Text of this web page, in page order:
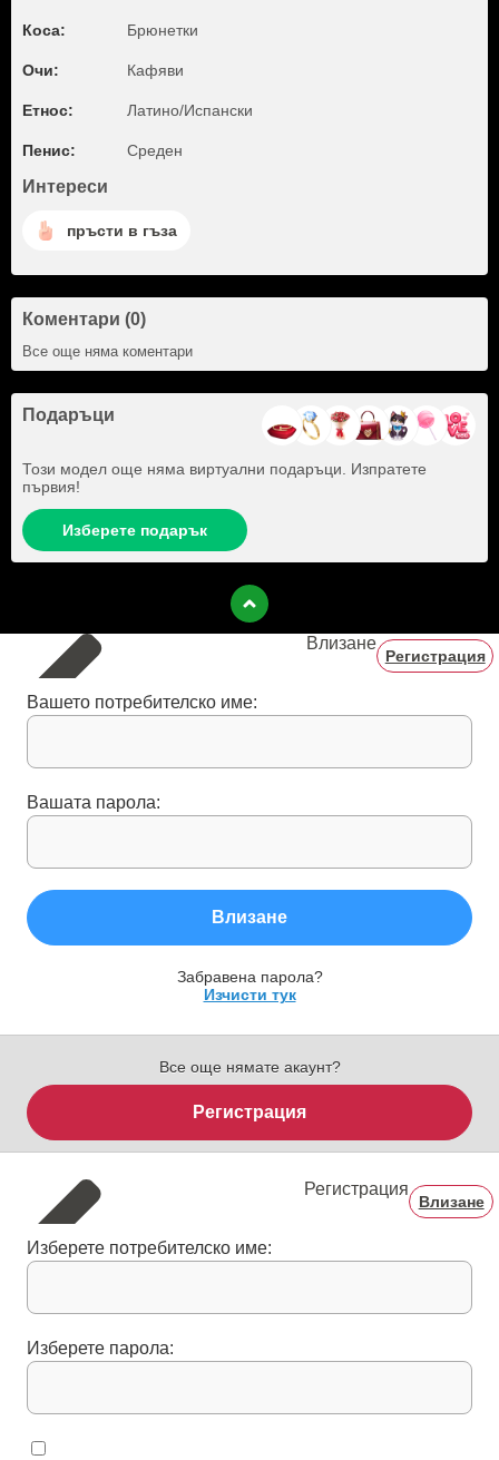
Коса: Брюнетки
Очи: Кафяви
Етнос: Латино/Испански
Пенис: Среден
Интереси
пръсти в гъза
Коментари (0)
Все още няма коментари
Подаръци
Този модел още няма виртуални подаръци. Изпратете
първия!
Изберете подарък
Влизане
Регистрация
Вашето потребителско име:
Вашата парола:
Влизане
Забравена парола?
Изчисти тук
Все още нямате акаунт?
Регистрация
Регистрация
Влизане
Изберете потребителско име:
Изберете парола: